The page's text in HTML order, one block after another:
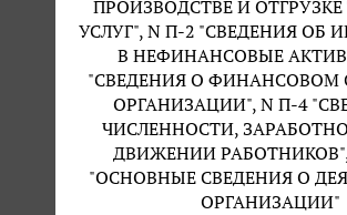
ПРОИЗВОДСТВЕ И
УСЛУГ", N П-2 "СВЕДЕНИЯ ОБ
В НЕФИНАНСОВЫЕ
"СВЕДЕНИЯ О ФИНАНСОВОМ
ОРГАНИЗАЦИИ", N П-4
ЧИСЛЕННОСТИ,
ДВИЖЕНИИ
"ОСНОВНЫЕ СВЕДЕНИЯ О
ОРГАНИЗАЦИИ"